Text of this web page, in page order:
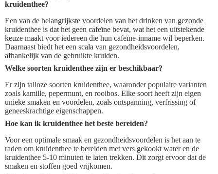
kruidenthee?
Een van de belangrijkste voordelen van het drinken van gezonde
kruidenthee is dat het geen cafeïne bevat, wat het een uitstekende
keuze maakt voor iedereen die hun cafeïne-inname wil beperken.
Daarnaast biedt het een scala van gezondheidsvoordelen,
afhankelijk van de gebruikte kruiden.
Welke soorten kruidenthee zijn er beschikbaar?
Er zijn talloze soorten kruidenthee, waaronder populaire varianten
zoals kamille, pepermunt, en rooibos. Elke soort heeft zijn eigen
unieke smaken en voordelen, zoals ontspanning, verfrissing of
geneeskrachtige eigenschappen.
Hoe kan ik kruidenthee het beste bereiden?
Voor een optimale smaak en gezondheidsvoordelen is het aan te
raden om kruidenthee te bereiden met vers gekookt water en de
kruidenthee 5-10 minuten te laten trekken. Dit zorgt ervoor dat de
smaken en stoffen goed vrijkomen.